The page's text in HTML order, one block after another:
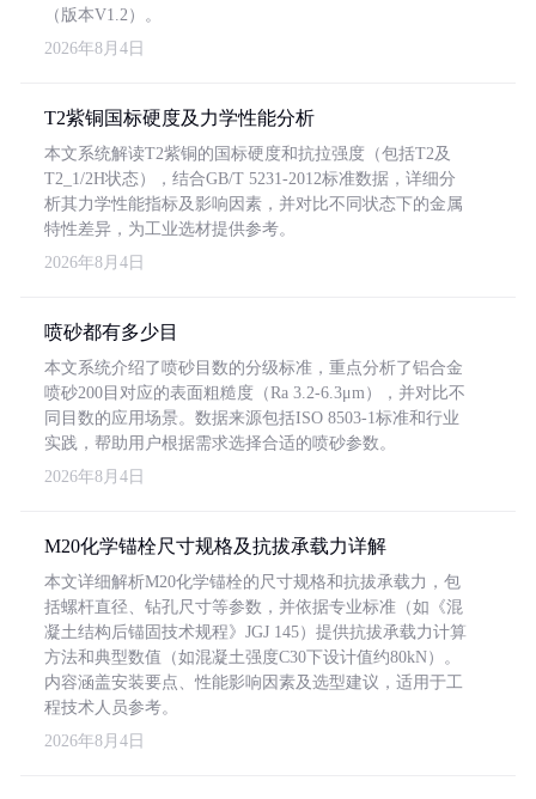
（版本V1.2）。
2026年8月4日
T2紫铜国标硬度及力学性能分析
本文系统解读T2紫铜的国标硬度和抗拉强度（包括T2及
T2_1/2H状态），结合GB/T 5231-2012标准数据，详细分
析其力学性能指标及影响因素，并对比不同状态下的金属
特性差异，为工业选材提供参考。
2026年8月4日
喷砂都有多少目
本文系统介绍了喷砂目数的分级标准，重点分析了铝合金
喷砂200目对应的表面粗糙度（Ra 3.2-6.3μm），并对比不
同目数的应用场景。数据来源包括ISO 8503-1标准和行业
实践，帮助用户根据需求选择合适的喷砂参数。
2026年8月4日
M20化学锚栓尺寸规格及抗拔承载力详解
本文详细解析M20化学锚栓的尺寸规格和抗拔承载力，包
括螺杆直径、钻孔尺寸等参数，并依据专业标准（如《混
凝土结构后锚固技术规程》JGJ 145）提供抗拔承载力计算
方法和典型数值（如混凝土强度C30下设计值约80kN）。
内容涵盖安装要点、性能影响因素及选型建议，适用于工
程技术人员参考。
2026年8月4日